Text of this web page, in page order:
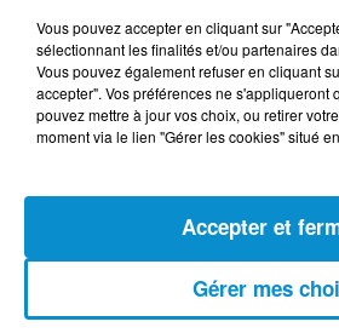
23 juillet 2026
Les Zinformés -
22 juillet 2026
Les Zinformés -
Vous pouvez accepter en cliquant sur
sélectionnant les finalités et/ou partenaires
Vous pouvez également refuser en cliquant
accepter". Vos préférences ne s'appliqueront
pouvez mettre à jour vos choix, ou retirer
moment via le lien "Gérer les cookies" situé
Gérer mes
Accepter et